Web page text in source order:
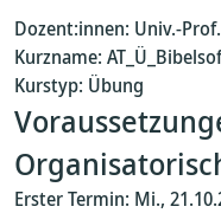
Dozent:innen: Univ.-
Kurzname:
Kurstyp: Übung
Erster Termin: Mi.,